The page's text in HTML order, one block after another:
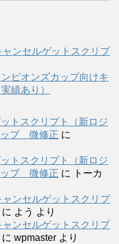
ャンセルゲットスクリプ
ピオンズカップ向けキ
績あり）
トスクリプト（新ロジ
ップ 微修正 に
トスクリプト（新ロジ
ップ 微修正 に
トーカ
ャンセルゲットスクリプ
に よう より
ャンセルゲットスクリプ
に wpmaster より